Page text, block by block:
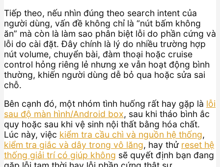
Tiếp theo, nếu nhìn đúng theo search intent của
người dùng, vấn đề không chỉ là “nút bấm không
ăn” mà còn là làm sao phân biệt lỗi do phần cứng và
lỗi do cài đặt. Đây chính là lý do nhiều trường hợp
nút volume, chuyển bài, đàm thoại hoặc cruise
control hỏng riêng lẻ nhưng xe vẫn hoạt động bình
thường, khiến người dùng dễ bỏ qua hoặc sửa sai
chỗ.
Bên cạnh đó, một nhóm tình huống rất hay gặp là lỗi
sau độ màn hình/Android box, sau khi tháo bình ắc
quy hoặc sau khi vệ sinh nội thất bằng hóa chất.
Lúc này, việc kiểm tra cầu chì và nguồn hệ thống,
kiểm tra giắc và dây trong vô lăng, hay thử reset hệ
thống giải trí có giúp không sẽ quyết định bạn đang